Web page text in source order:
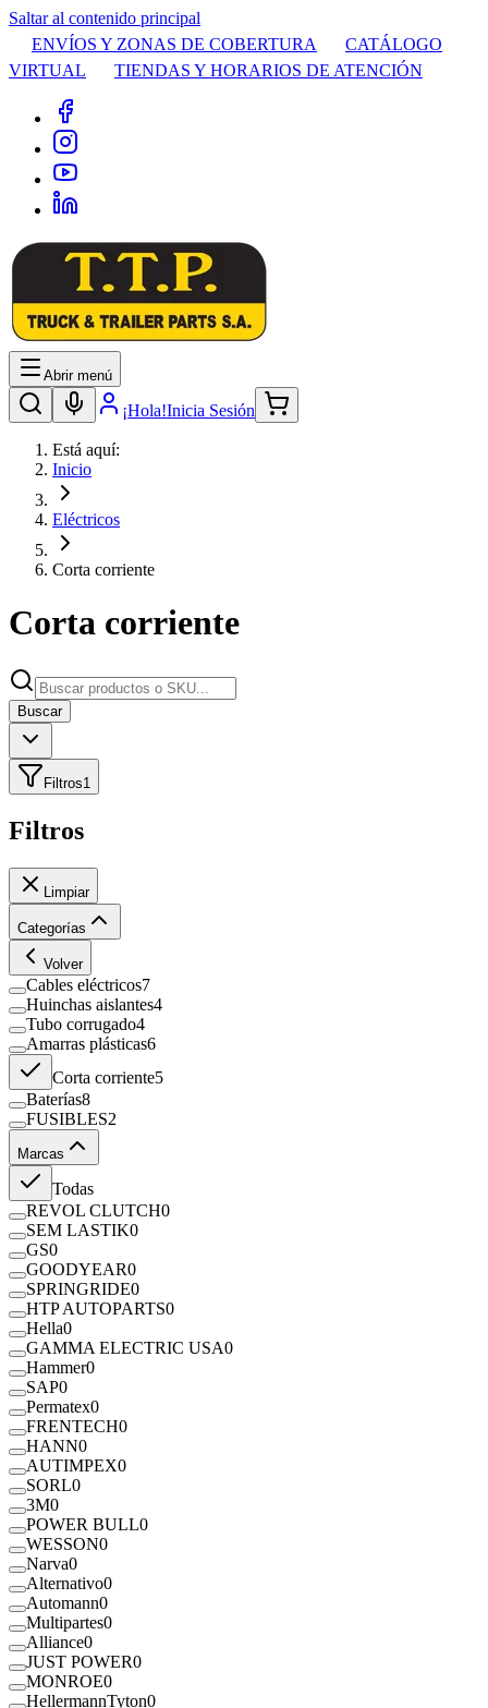
Saltar al contenido principal
ENVÍOS Y ZONAS DE COBERTURA
CATÁLOGO
VIRTUAL
TIENDAS Y HORARIOS DE ATENCIÓN
Abrir menú
¡Hola!Inicia Sesión
Está aquí:
Inicio
Eléctricos
Corta corriente
Corta corriente
Buscar
Filtros1
Filtros
Limpiar
Categorías
Volver
Cables eléctricos7
Huinchas aislantes4
Tubo corrugado4
Amarras plásticas6
Corta corriente5
Baterías8
FUSIBLES2
Marcas
Todas
REVOL CLUTCH0
SEM LASTIK0
GS0
GOODYEAR0
SPRINGRIDE0
HTP AUTOPARTS0
Hella0
GAMMA ELECTRIC USA0
Hammer0
SAP0
Permatex0
FRENTECH0
HANN0
AUTIMPEX0
SORL0
3M0
POWER BULL0
WESSON0
Narva0
Alternativo0
Automann0
Multipartes0
Alliance0
JUST POWER0
MONROE0
HellermannTyton0